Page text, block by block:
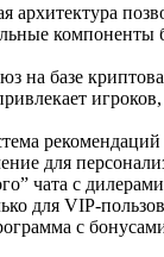
архитектура
компоненты
на базе
рекомендаций
для
чата с
для
с